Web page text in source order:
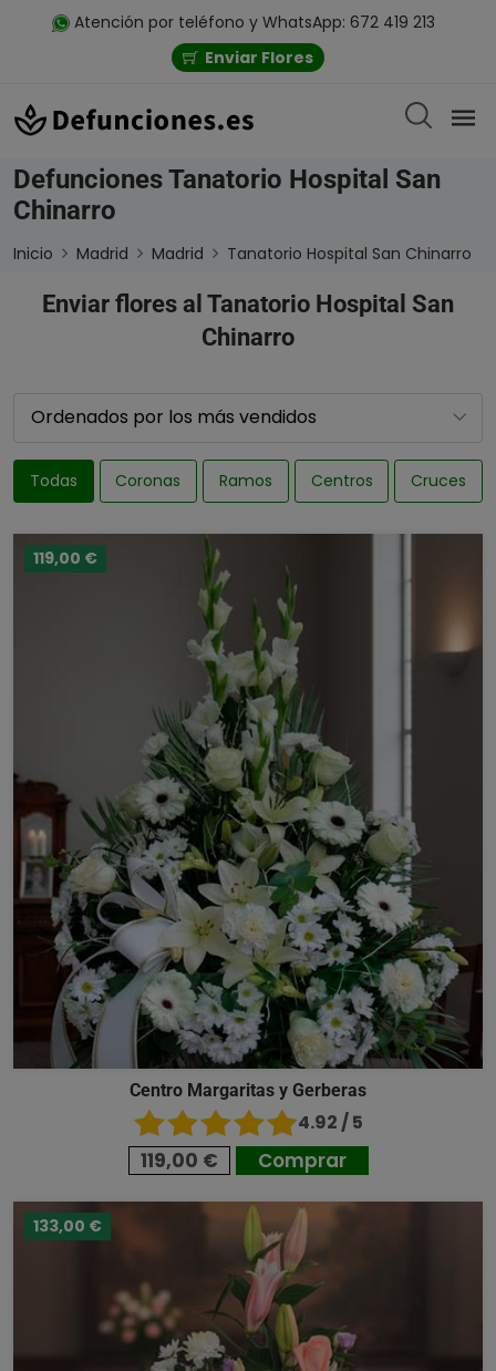
Atención por teléfono y WhatsApp: 672 419 213
Enviar Flores
Defunciones Tanatorio Hospital San
Chinarro
Inicio Madrid Madrid Tanatorio Hospital San Chinarro
Enviar flores al Tanatorio Hospital San
Chinarro
Todas Coronas Ramos Centros Cruces
119,00 €
Centro Margaritas y Gerberas
4.92 / 5
119,00 € Comprar
133,00 €